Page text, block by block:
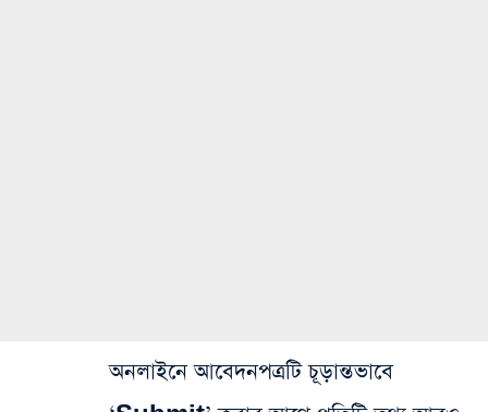
অনলাইনে আবেদনপত্রটি চূড়ান্তভাবে